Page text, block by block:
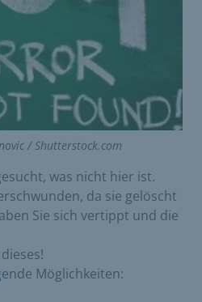
/ Shutterstock.com
was nicht hier ist.
da sie gelöscht
Sie sich vertippt und die
Möglichkeiten: